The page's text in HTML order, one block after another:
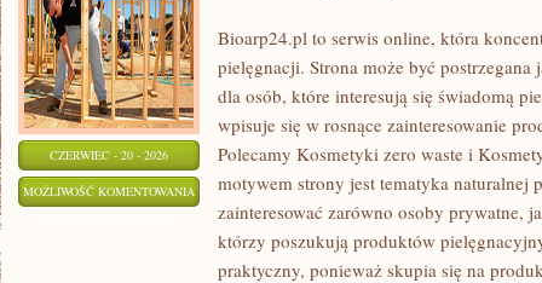
CZERWIEC - 20 - 2026
MOŻLIWOŚĆ KOMENTOWANIA RECENZJE
PORÓWNANIA
Bioarp24.pl to serwis online, która
pielęgnacji. Strona może być postrzegana
dla osób, które interesują się świadomą
wpisuje się w rosnące zainteresowanie
Polecamy Kosmetyki zero waste i
motywem strony jest tematyka naturalnej
zainteresować zarówno osoby prywatne,
którzy poszukują produktów
praktyczny, ponieważ skupia się na